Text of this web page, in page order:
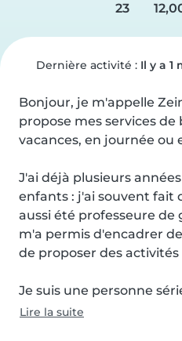
23
Dernière activité : Il y a 1
Bonjour, je m'appelle
propose mes services
vacances, en journée ou
J'ai déjà plusieurs
enfants : j'ai souvent fait
aussi été professeure de
m'a permis d'encadrer
de proposer des
Je suis une personne
Lire la suite